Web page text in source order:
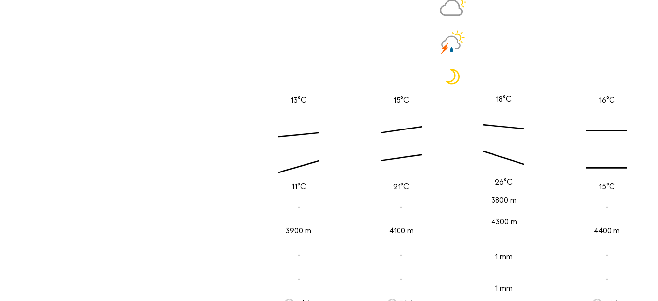
13°C
11°C
-
3900 m
-
-
15°C
21°C
-
4100 m
-
-
18°C
26°C
3800 m
4300 m
1 mm
1 mm
16°C
15°C
-
4400 m
-
-